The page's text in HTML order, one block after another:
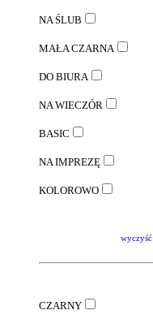
NA ŚLUB
MAŁA CZARNA
DO BIURA
NA WIECZÓR
BASIC
NA IMPREZĘ
KOLOROWO
wyczyść
CZARNY